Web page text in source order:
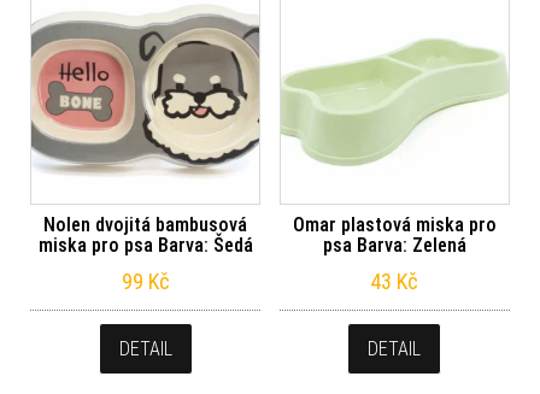
Nolen dvojitá bambusová
miska pro psa Barva: Šedá
99 Kč
DETAIL
Omar plastová miska pro
psa Barva: Zelená
43 Kč
DETAIL